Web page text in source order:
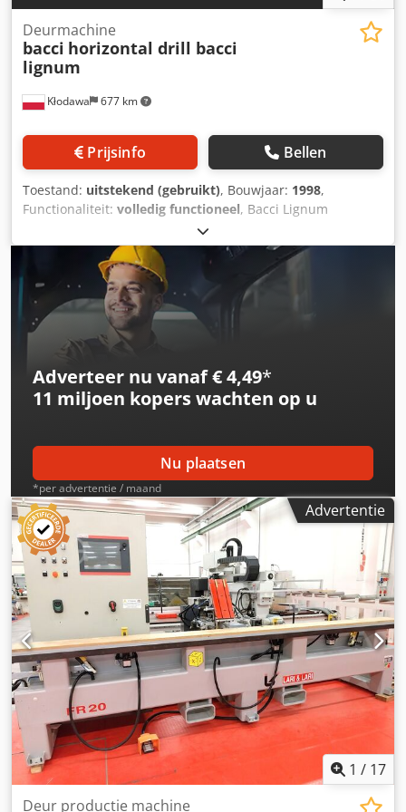
Kłodawa 677 km
Deurmachine
bacci horizontal drill bacci
lignum
Prijsinfo Bellen
Toestand: uitstekend (gebruikt), Bouwjaar: 1998,
Functionaliteit: volledig functioneel, Bacci Lignum
horizontale boormachine met oscillatie, pneumatische
tafel, verstelbaar Djdpfxjwyghbs Ackokr
Adverteer nu vanaf € 4,49*
11 miljoen koperswachten op u
Nu plaatsen
*per advertentie / maand
Advertentie
1 / 17
Deur productie machine